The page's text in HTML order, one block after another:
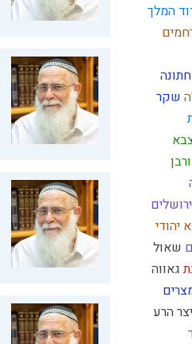
המלך
חתונה
שקר
ירושלים
יהודי
שאול
גאווה
יצר הרע